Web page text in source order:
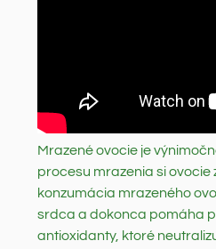
Mrazené ovocie je
procesu mrazenia si
konzumácia mrazeného
srdca a dokonca pomáha
antioxidanty, ktoré